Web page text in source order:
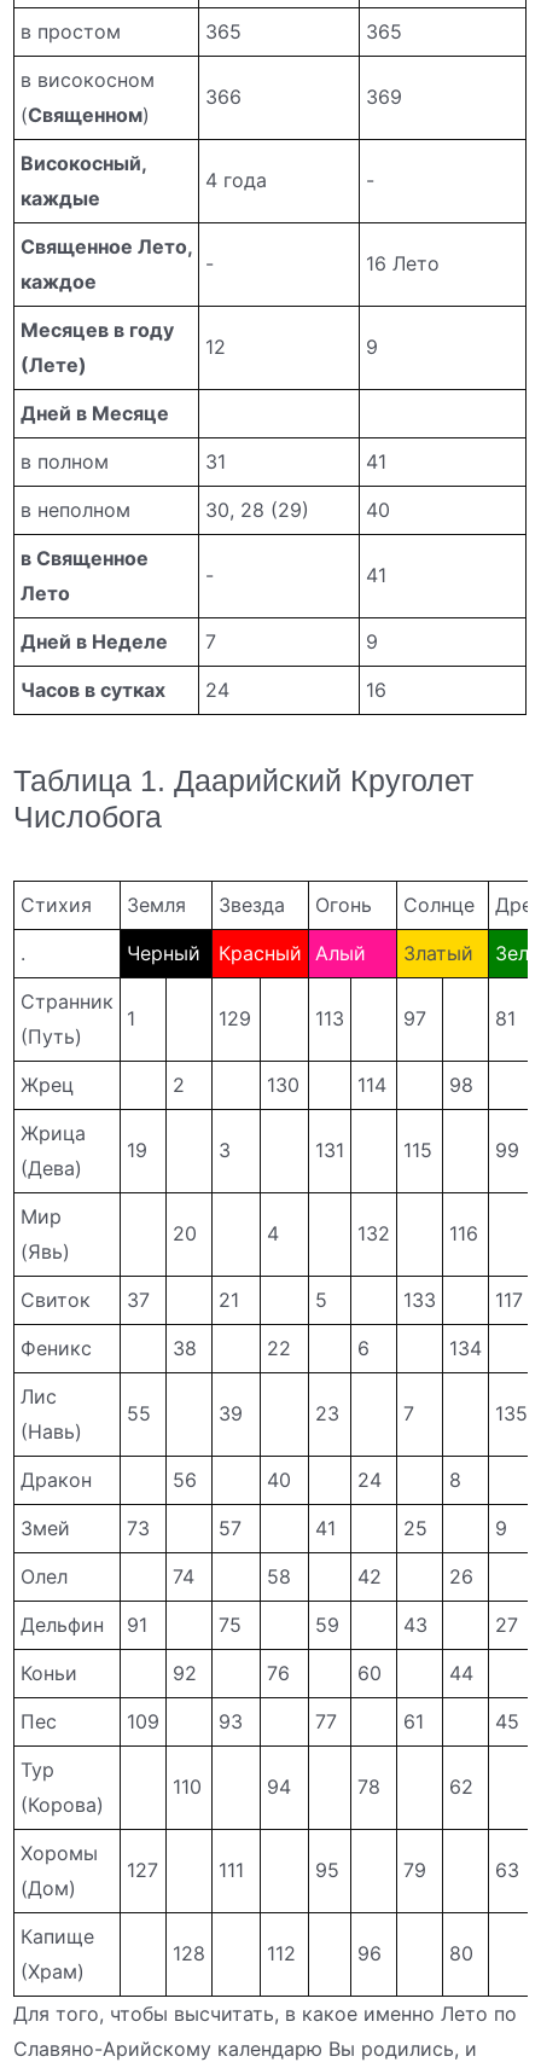
в простом
365
365
в високосном
(Священном)
366 369
Високосный,
каждые
4 года -
Священное Лето,
каждое
- 16 Лето
Месяцев в году
(Лете)
12 9
Дней в Месяце
в полном
31
41
в неполном
30, 28 (29)
40
в Священное
Лето
- 41
Дней в Неделе 7
9
Часов в сутках
24 16
Таблица 1. Даарийский Круголет
Числобога
Стихия Земля Звезда Огонь Солнце
.
Черный Красный Алый Златый
Странник
(Путь)
1 129 113 97 81
Жрец 2 130 114
98
Жрица
(Дева)
19 3 131 115 99
Мир
(Явь)
20 4 132 116
Свиток 37 21 5 133
117
Феникс
38 22 6
134
Лис
(Навь)
55 39 23 7 135
Дракон 56 40 24
8
Змей
73 57 41 25
9
Олел
74 58 42
26
Дельфин
91 75 59 43
27
Коньи
92 76 60
44
Пес
109 93 77 61
45
Тур
(Корова)
110 94 78 62
Хоромы
(Дом)
127 111 95 79 63
Капище
(Храм)
128 112 96 80
Для того, чтобы высчитать, в какое именно Лето по
Славяно-Арийскому календарю Вы родились, и